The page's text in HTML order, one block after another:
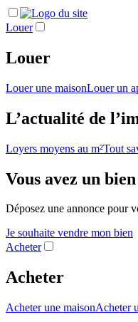
Louer
Louer
Louer une maisonLouer un
L’actualité de
Loyers moyens au m²Tout
Vous avez un
Déposez une annonce pour
Je souhaite vendre mon bien
Acheter
Acheter
Acheter une maisonAcheter